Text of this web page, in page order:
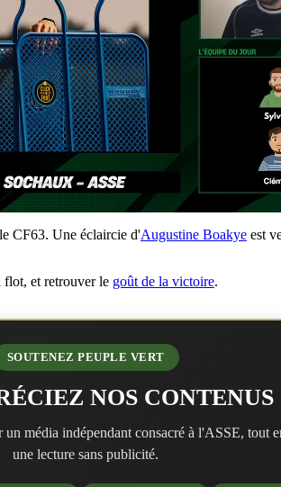
CF63. Une éclaircie d'Augustine Boakye est
flot, et retrouver le goût de la victoire.
SOUTENEZ PEUPLE VERT
NOS CONTENUS
un média indépendant consacré à l'ASSE, tout
une lecture sans publicité.